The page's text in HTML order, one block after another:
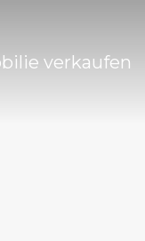
verkaufen